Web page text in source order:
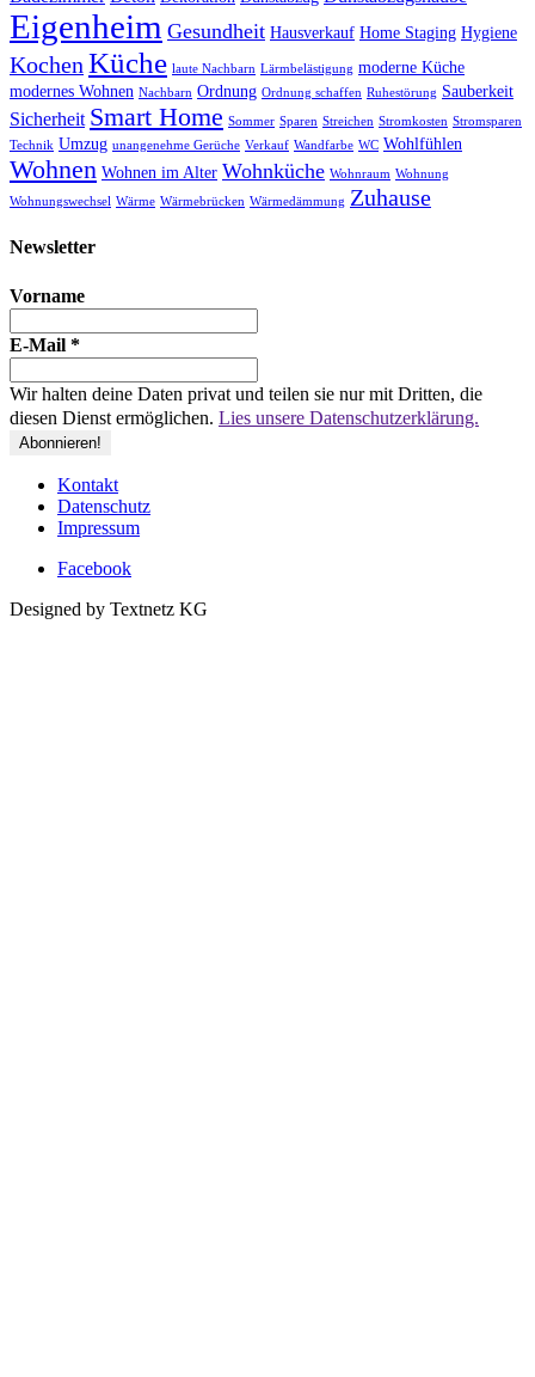
Eigenheim Gesundheit Hausverkauf Home Staging Hygiene
Kochen Küche laute Nachbarn Lärmbelästigung moderne Küche
modernes Wohnen Nachbarn Ordnung Ordnung schaffen Ruhestörung Sauberkeit
Sicherheit Smart Home Sommer Sparen Streichen Stromkosten Stromsparen
Technik Umzug unangenehme Gerüche Verkauf Wandfarbe WC Wohlfühlen
Wohnen Wohnen im Alter Wohnküche Wohnraum Wohnung
Wohnungswechsel Wärme Wärmebrücken Wärmedämmung Zuhause
Newsletter
Vorname
E-Mail *
Wir halten deine Daten privat und teilen sie nur mit Dritten, die
diesen Dienst ermöglichen. Lies unsere Datenschutzerklärung.
Kontakt
Datenschutz
Impressum
Facebook
Designed by Textnetz KG